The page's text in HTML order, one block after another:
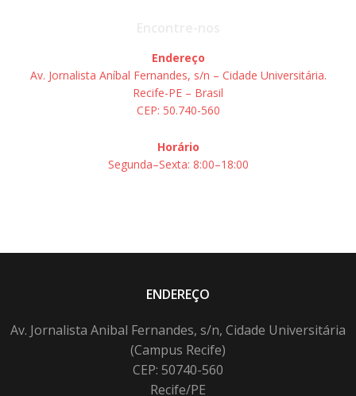
Endereço
Av. Jornalista Aníbal Fernandes, s/n – Cidade Universitária.
Recife-PE – Brasil
CEP: 50.740-560
Horário
Segunda–Sexta: 8:00–18:00
ENDEREÇO
Av. Jornalista Anibal Fernandes, s/n, Cidade Universitária
(Campus Recife)
CEP: 50740-560
Recife/PE